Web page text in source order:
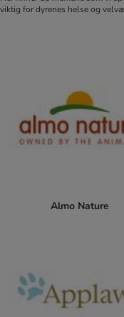
viktig for dyrenes helse og
Almo Nature